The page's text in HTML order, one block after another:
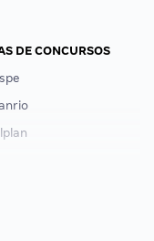
DE CONCURSOS